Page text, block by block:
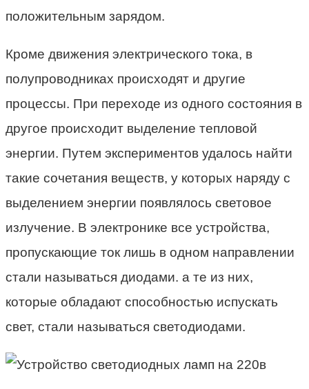
положительным зарядом.
Кроме движения электрического тока, в
полупроводниках происходят и другие
процессы. При переходе из одного состояния в
другое происходит выделение тепловой
энергии. Путем экспериментов удалось найти
такие сочетания веществ, у которых наряду с
выделением энергии появлялось световое
излучение. В электронике все устройства,
пропускающие ток лишь в одном направлении
стали называться диодами. а те из них,
которые обладают способностью испускать
свет, стали называться светодиодами.